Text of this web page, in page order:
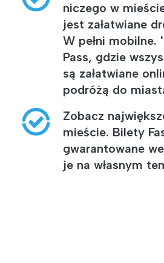
niczego w
jest załatwiane
W pełni
Pass, gdzie
są załatwiane
podróżą do
Zobacz
mieście. Bilety
gwarantowane
je na własnym